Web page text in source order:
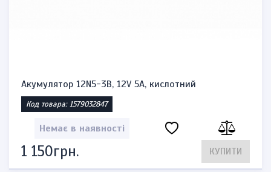
Акумулятор 12N5-3B, 12V 5A, кислотний
Код товара: 1579032847
Немає в наявності
1 150грн. КУПИТИ